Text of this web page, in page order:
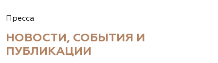
Пресса
НОВОСТИ, СОБЫТИЯ И
ПУБЛИКАЦИИ